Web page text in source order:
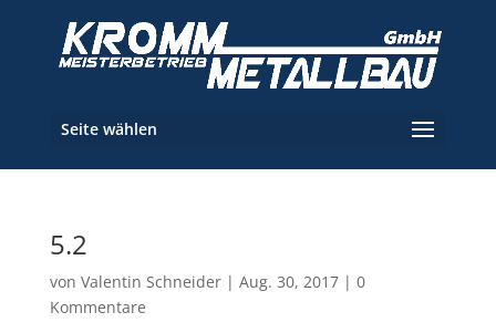
Seite wählen
5.2
von Valentin Schneider| Aug. 30, 2017| 0
Kommentare